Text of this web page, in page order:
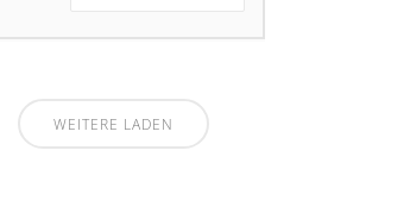
WEITERE LADEN